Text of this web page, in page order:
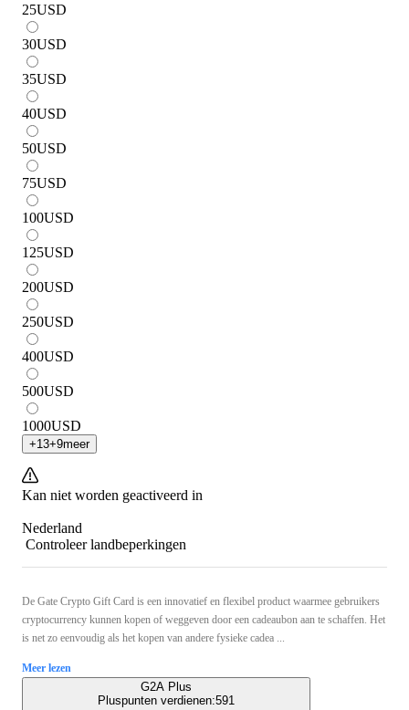
25USD
30USD
35USD
40USD
50USD
75USD
100USD
125USD
200USD
250USD
400USD
500USD
1000USD
+13+9meer
Kan niet worden geactiveerd in
Nederland
Controleer landbeperkingen
De Gate Crypto Gift Card is een innovatief en flexibel product waarmee gebruikers
cryptocurrency kunnen kopen of weggeven door een cadeaubon aan te schaffen. Het
is net zo eenvoudig als het kopen van andere fysieke cadea ...
Meer lezen
G2A Plus
Pluspunten verdienen:591